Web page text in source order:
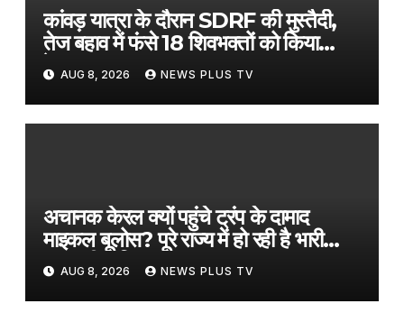
कांवड़ यात्रा के दौरान SDRF की मुस्तैदी,
तेज बहाव में फंसे 18 शिवभक्तों को किया
रेस्क्यू​on August 8, 2026 at 1:21
pm
AUG 8, 2026 NEWS PLUS TV
अचानक केरल क्यों पहुंचे ट्रंप के दामाद
माइकल बूलोस? पूरे राज्य में हो रही है भारी
मानसूनी बारिश​on August 8, 2026 at
1:25 pm
AUG 8, 2026 NEWS PLUS TV